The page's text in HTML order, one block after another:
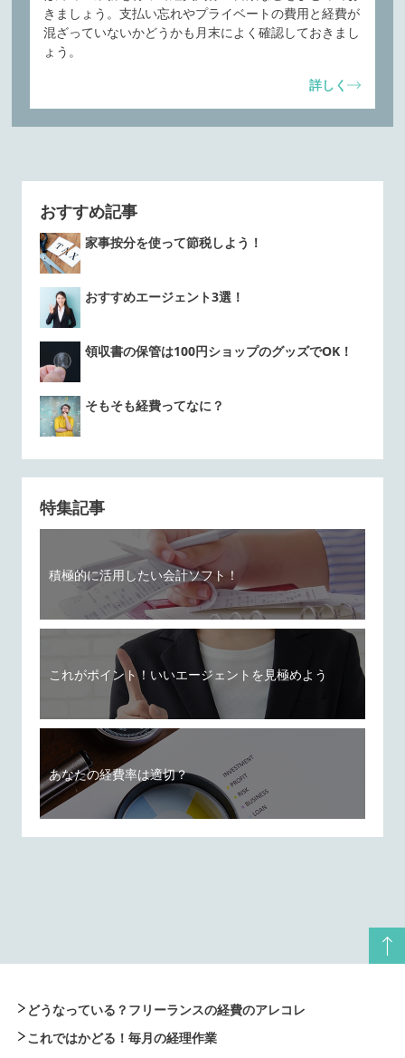
きましょう。支払い忘れやプライベートの費用と経費が
混ざっていないかどうかも月末によく確認しておきまし
ょう。
詳しく
おすすめ記事
家事按分を使って節税しよう！
おすすめエージェント3選！
領収書の保管は100円ショップのグッズでOK！
そもそも経費ってなに？
特集記事
積極的に活用したい会計ソフト！
これがポイント！いいエージェントを見極めよう
あなたの経費率は適切？
どうなっている？フリーランスの経費のアレコレ
これではかどる！毎月の経理作業